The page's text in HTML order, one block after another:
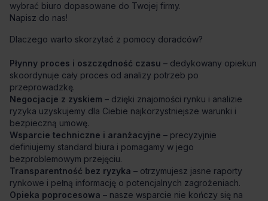
wybrać biuro dopasowane do Twojej firmy.
Napisz do nas!
Dlaczego warto skorzytać z pomocy doradców?
Płynny proces i oszczędność czasu – dedykowany opiekun
skoordynuje cały proces od analizy potrzeb po
przeprowadzkę.
Negocjacje z zyskiem – dzięki znajomości rynku i analizie
ryzyka uzyskujemy dla Ciebie najkorzystniejsze warunki i
bezpieczną umowę.
Wsparcie techniczne i aranżacyjne – precyzyjnie
definiujemy standard biura i pomagamy w jego
bezproblemowym przejęciu.
Transparentność bez ryzyka – otrzymujesz jasne raporty
rynkowe i pełną informację o potencjalnych zagrożeniach.
Opieka poprocesowa – nasze wsparcie nie kończy się na